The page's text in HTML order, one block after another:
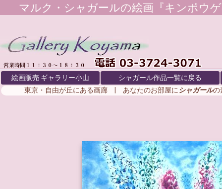
マルク・シャガールの絵画『キンポウ
絵画販売 ギャラリー小山
シャガール作品一覧に戻る
東京・自由が丘にある画廊 | あなたのお部屋に シャガールの